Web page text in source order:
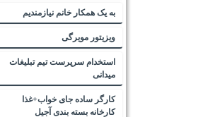
به یک همکار خانم نیازمندیم
ویزیتور مویرگی
استخدام سرپرست تیم تبلیغات
میدانی
کارگر ساده جای خواب+غذا
کارخانه بسته بندی آجیل